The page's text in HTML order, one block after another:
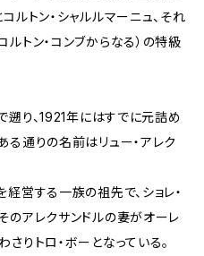
ルトン・シャルルマーニュ、それ
ルトン・コンブからなる）の特級
り、1921年にはすでに元詰め
る通りの名前はリュー・アレク
営する一族の祖先で、ショレ・
のアレクサンドルの妻がオーレ
りトロ・ボーとなっている。